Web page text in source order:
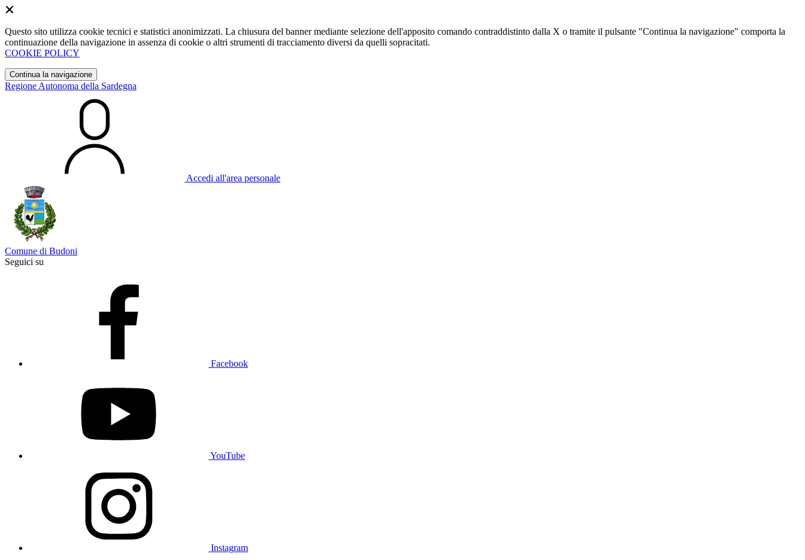
Questo sito utilizza cookie tecnici e statistici anonimizzati. La chiusura del banner mediante selezione dell'apposito comando contraddistinto dalla X o tramite il pulsante "Continua la navigazione" comporta la
continuazione della navigazione in assenza di cookie o altri strumenti di tracciamento diversi da quelli sopracitati.
COOKIE POLICY
Continua la navigazione
Regione Autonoma della Sardegna
Accedi all'area personale
Comune di Budoni
Seguici su
Facebook
YouTube
Instagram